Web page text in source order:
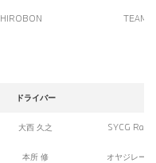
HIROBON TEAM
ドライバー
大西 久之 SYCG
本所 修 オヤジレー